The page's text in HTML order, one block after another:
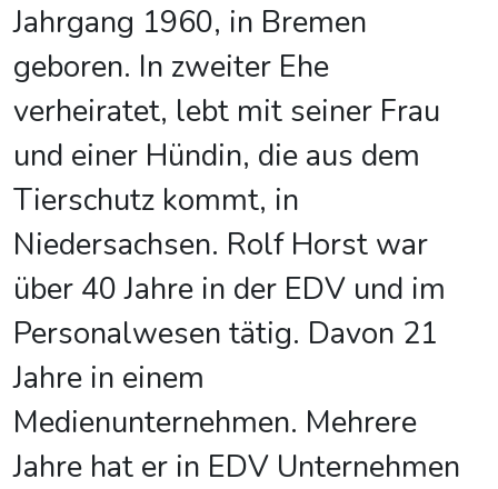
Jahrgang 1960, in Bremen
geboren. In zweiter Ehe
verheiratet, lebt mit seiner Frau
und einer Hündin, die aus dem
Tierschutz kommt, in
Niedersachsen. Rolf Horst war
über 40 Jahre in der EDV und im
Personalwesen tätig. Davon 21
Jahre in einem
Medienunternehmen. Mehrere
Jahre hat er in EDV Unternehmen